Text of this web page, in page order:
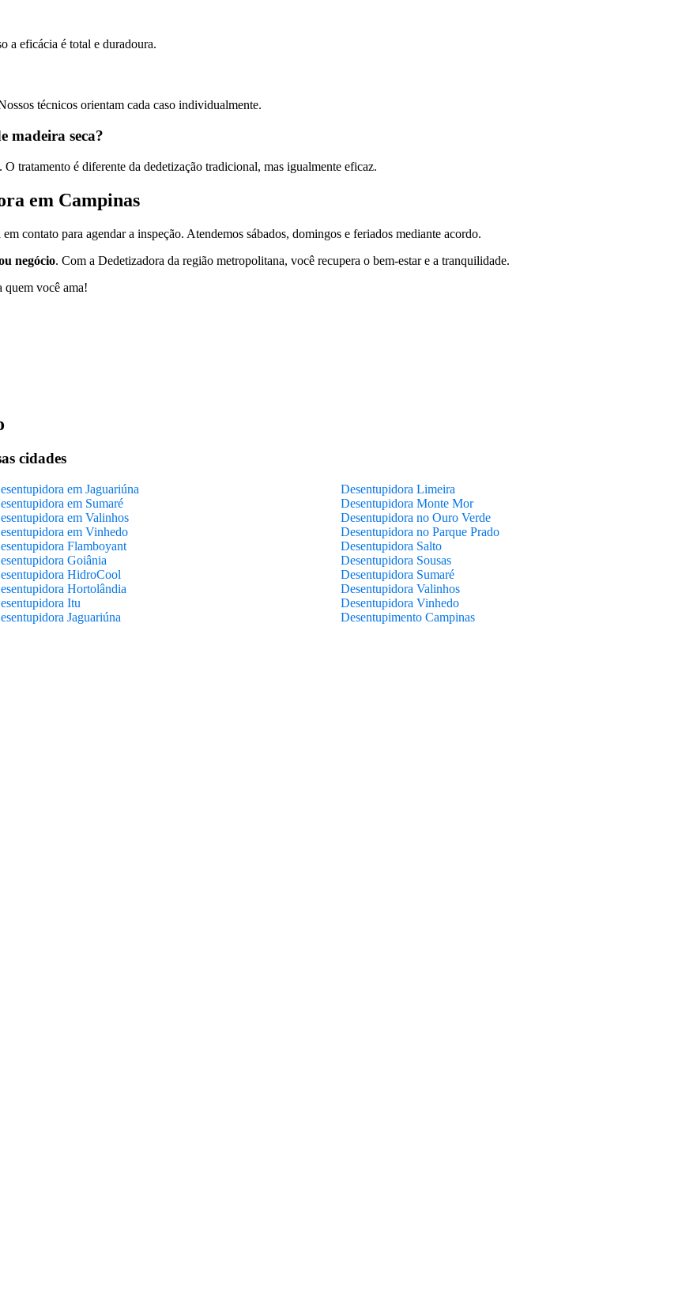
a eficácia é total e duradoura.
técnicos orientam cada caso individualmente.
madeira seca?
tratamento é diferente da dedetização tradicional, mas igualmente eficaz.
em Campinas
contato para agendar a inspeção. Atendemos sábados, domingos e feriados mediante acordo.
negócio. Com a Dedetizadora da região metropolitana, você recupera o bem-estar e a tranquilidade.
quem você ama!
cidades
em Jaguariúna
em Sumaré
em Valinhos
em Vinhedo
Flamboyant
Goiânia
HidroCool
Hortolândia
Itu
Jaguariúna
Desentupidora Limeira
Desentupidora Monte Mor
Desentupidora no Ouro Verde
Desentupidora no Parque Prado
Desentupidora Salto
Desentupidora Sousas
Desentupidora Sumaré
Desentupidora Valinhos
Desentupidora Vinhedo
Desentupimento Campinas